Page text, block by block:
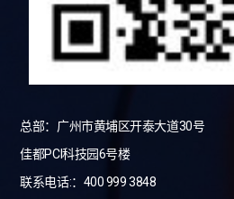
总部：广州市黄埔区开泰大道30号
佳都PCI科技园6号楼
联系电话:：400 999 3848